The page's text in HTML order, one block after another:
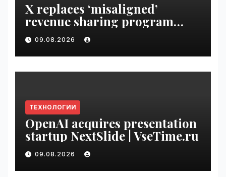
X replaces ‘misaligned’
revenue sharing program
with Original Content
Rewards | VseTime.ru
09.08.2026
ТЕХНОЛОГИИ
OpenAI acquires presentation
startup NextSlide | VseTime.ru
09.08.2026